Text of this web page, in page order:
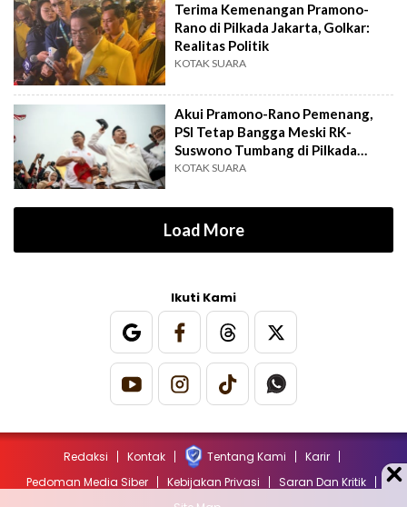
Terima Kemenangan Pramono-
Rano di Pilkada Jakarta, Golkar:
Realitas Politik
KOTAK SUARA
Akui Pramono-Rano Pemenang,
PSI Tetap Bangga Meski RK-
Suswono Tumbang di Pilkada
Jakarta
KOTAK SUARA
Load More
Ikuti Kami
Redaksi Kontak Tentang Kami
Karir
Pedoman Media Siber
Kebijakan Privasi
Saran Dan Kritik